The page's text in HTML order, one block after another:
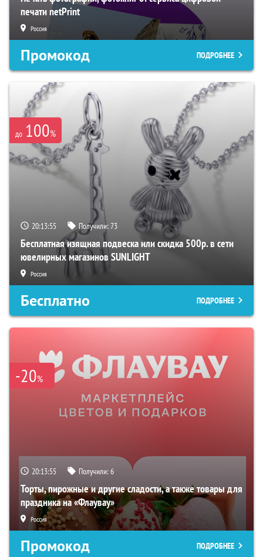
печати netPrint
Россия
Промокод ПОДРОБНЕЕ
до 100%
20:13:54 Получили:73
Бесплатная изящная подвеска или скидка 500р. в сети
ювелирных магазинов SUNLIGHT
Россия
Бесплатно ПОДРОБНЕЕ
-20%
20:13:54 Получили:6
Торты, пирожные и другие сладости, а также товары для
праздника на «Флаувау»
Россия
Промокод ПОДРОБНЕЕ